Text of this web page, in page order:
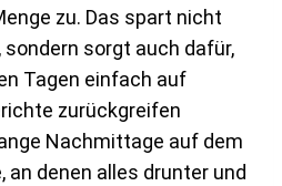
zu. Das spart nicht
sondern sorgt auch dafür,
Tagen einfach auf
zurückgreifen
Nachmittage auf dem
an denen alles drunter und